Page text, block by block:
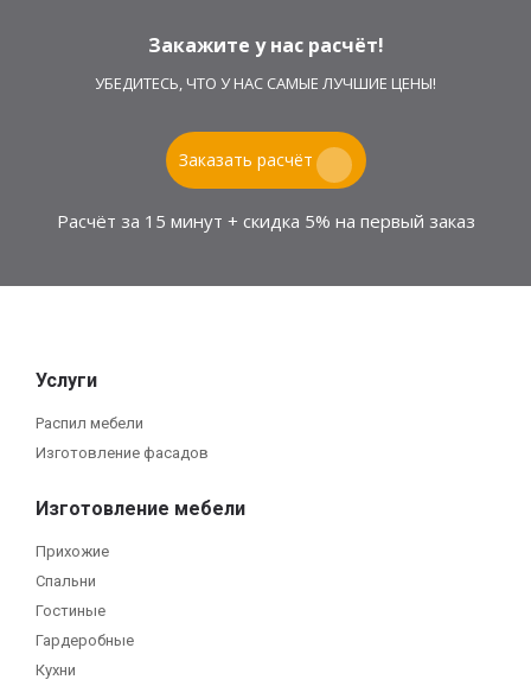
Закажите у нас расчёт!
УБЕДИТЕСЬ, ЧТО У НАС САМЫЕ ЛУЧШИЕ ЦЕНЫ!
Заказать расчёт
Расчёт за 15 минут + скидка 5% на первый заказ
Услуги
Распил мебели
Изготовление фасадов
Изготовление мебели
Прихожие
Спальни
Гостиные
Гардеробные
Кухни